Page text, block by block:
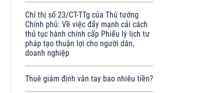
Chỉ thị số 23/CT-TTg của Thủ tướng
Chính phủ: Về việc đẩy mạnh cải cách
thủ tục hành chính cấp Phiếu lý lịch tư
pháp tạo thuận lợi cho người dân,
doanh nghiệp
Thuê giám định vân tay bao nhiêu tiền?